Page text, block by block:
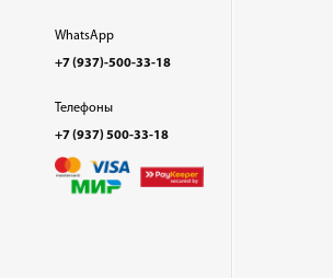
WhatsApp
+7 (937)-500-33-18
Телефоны
+7 (937) 500-33-18